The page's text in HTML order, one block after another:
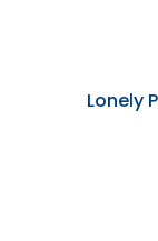
Lonely